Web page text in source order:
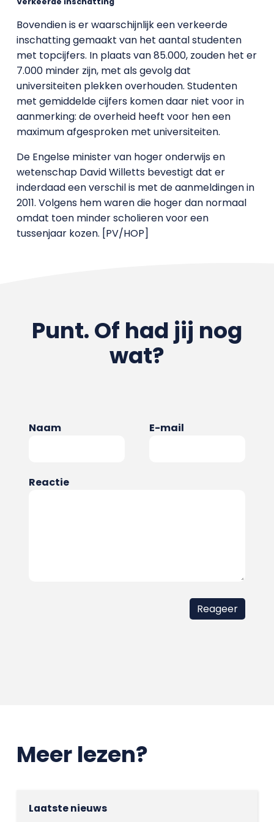
Bovendien is er waarschijnlijk een verkeerde
inschatting gemaakt van het aantal studenten
met topcijfers. In plaats van 85.000, zouden het er
7.000 minder zijn, met als gevolg dat
universiteiten plekken overhouden. Studenten
met gemiddelde cijfers komen daar niet voor in
aanmerking: de overheid heeft voor hen een
maximum afgesproken met universiteiten.
De Engelse minister van hoger onderwijs en
wetenschap David Willetts bevestigt dat er
inderdaad een verschil is met de aanmeldingen in
2011. Volgens hem waren die hoger dan normaal
omdat toen minder scholieren voor een
tussenjaar kozen. [PV/HOP]
Punt. Of had jij nog
wat?
Naam E-mail
Reactie
Meer lezen?
Laatste nieuws